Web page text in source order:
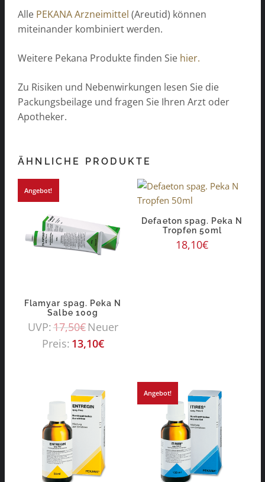
Alle PEKANA Arzneimittel (Areutid) können
miteinander kombiniert werden.
Weitere Pekana Produkte finden Sie hier.
Zu Risiken und Nebenwirkungen lesen Sie die
Packungsbeilage und fragen Sie Ihren Arzt oder
Apotheker.
ÄHNLICHE PRODUKTE
Angebot!
Flamyar spag. Peka N
Salbe 100g
UVP:17,50€Neuer
Preis: 13,10€
Defaeton spag. Peka N
Tropfen 50ml
18,10€
Angebot!